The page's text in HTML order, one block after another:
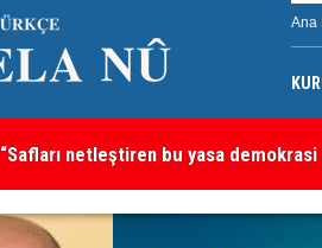
Ana
“Safları netleştiren bu yasa